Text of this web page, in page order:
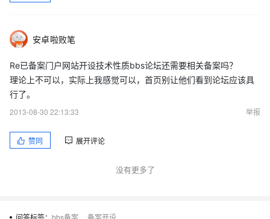
安卓啦败笔
Re已备案门户网站开设技术性质bbs论坛还需要相关备案吗？
理论上不可以，实际上我感觉可以，首页别让他们看到论坛应该具
行了。
2013-08-30 22:13:33
举报
赞同 展开评论
没有更多了
问答标签： bbs备案
备案开设